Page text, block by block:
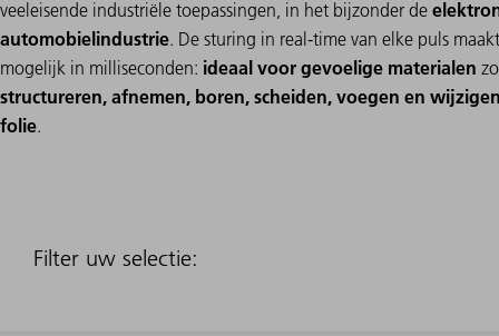
veeleisende industriële toepassingen, in het bijzonder de
automobielindustrie. De sturing in real-time van elke puls
mogelijk in milliseconden: ideaal voor gevoelige materialen
structureren, afnemen, boren, scheiden, voegen en
folie.
Filter uw selectie: